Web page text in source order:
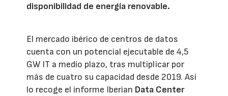
disponibilidad de energía renovable.
El mercado ibérico de centros de datos
cuenta con un potencial ejecutable de 4,5
GW IT a medio plazo, tras multiplicar por
más de cuatro su capacidad desde 2019. Así
lo recoge el informe Iberian Data Center